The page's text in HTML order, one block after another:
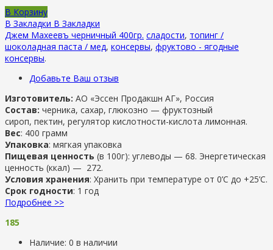
В Корзину
В Закладки В Закладки
Джем Махеевъ черничный 400гр. сладости, топинг /
шоколадная паста / мед, консервы, фруктово - ягодные
консервы.
Добавьте Ваш отзыв
Изготовитель: АО «Эссен Продакшн АГ», Россия
Состав: черника, сахар, глюкозно — фруктозный
сироп, пектин, регулятор кислотности-кислота лимонная.
Вес: 400 грамм
Упаковка: мягкая упаковка
Пищевая ценность (в 100г): углеводы — 68. Энергетическая
ценность (ккал) — 272.
Условия хранения: Хранить при температуре от 0’C до +25’C.
Срок годности: 1 год
Подробнее >>
185
Наличие: 0 в наличии